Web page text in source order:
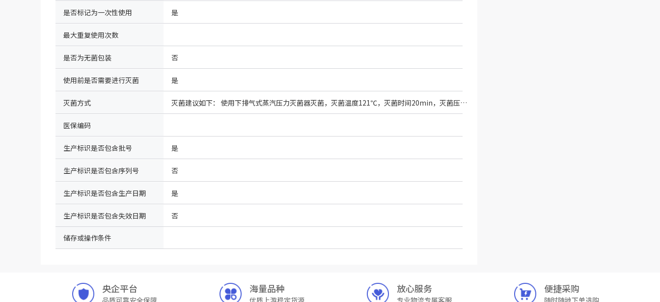
是否标记为一次性使用 是
最大重复使用次数
是否为无菌包装 否
使用前是否需要进行灭菌 是
灭菌方式 灭菌建议如下： 使用下排气式蒸汽压力灭菌器灭菌，灭菌温度121℃，灭菌时间20min，灭菌压力为102.8kPa～122.9kPa。
医保编码
生产标识是否包含批号 是
生产标识是否包含序列号 否
生产标识是否包含生产日期 是
生产标识是否包含失效日期 否
储存或操作条件
央企平台
品质可靠安全保障
海量品种
优质上游稳定货源
放心服务
专业物流专属客服
便捷采购
随时随地下单选购